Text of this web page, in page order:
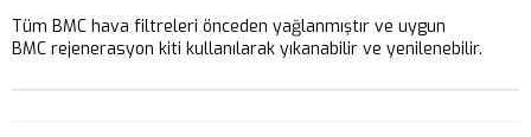
Tüm BMC hava filtreleri önceden yağlanmıştır ve uygun
BMC rejenerasyon kiti kullanılarak yıkanabilir ve yenilenebilir.